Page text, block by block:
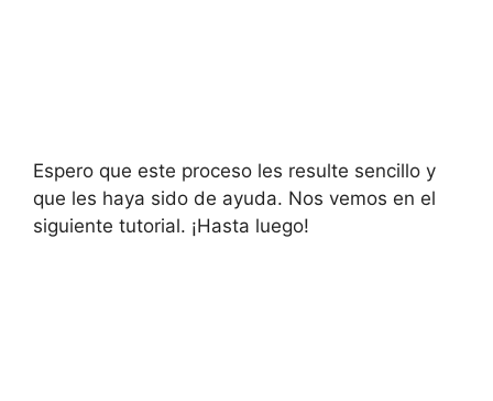
Espero que este proceso les resulte sencillo y
que les haya sido de ayuda. Nos vemos en el
siguiente tutorial. ¡Hasta luego!